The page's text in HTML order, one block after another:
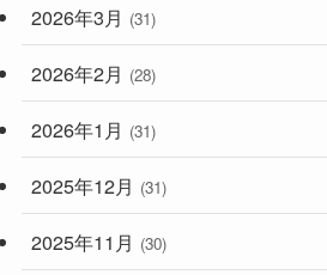
2026年3月 (31)
2026年2月 (28)
2026年1月 (31)
2025年12月 (31)
2025年11月 (30)